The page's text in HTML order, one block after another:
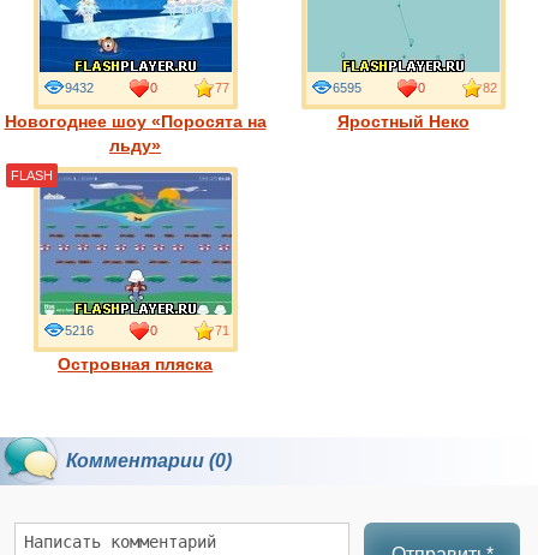
Новогоднее шоу «Поросята на
льду»
9432 0 77
Яростный Неко
6595 0 82
Островная пляска
5216 0 71
FLASH
Комментарии (0)